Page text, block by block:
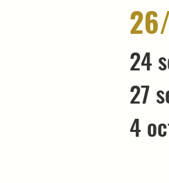
24
27
4